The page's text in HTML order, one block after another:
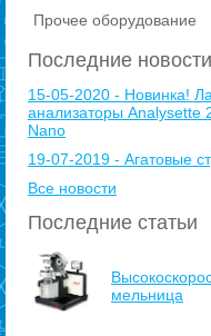
Прочее оборудование
Последние новости
15-05-2020 - Новинка!
анализаторы Analysette
Nano
19-07-2019 - Агатовые
Все новости
Последние статьи
мельница